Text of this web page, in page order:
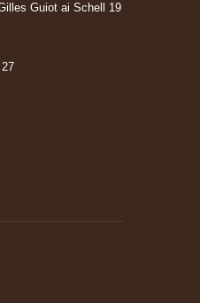
Guiot ai Schell 19